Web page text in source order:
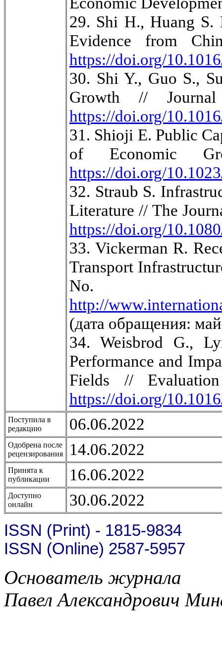
29. Shi H., Huang
Evidence from
https://doi.org/
30. Shi Y., Guo S.,
Growth //
https://doi.org/
31. Shioji E. Public
of Economic
https://doi.org/
32. Straub S.
Literature // The
https://doi.org/
33. Vickerman R.
Transport
No.
http://
(дата обращения:
34. Weisbrod G.,
Performance and
Fields //
https://doi.org/
Поступила в
редакцию
06.06.2022
Одобрена после
рецензирования
14.06.2022
Принята к
публикации
16.06.2022
Доступно
онлайн
30.06.2022
ISSN (Print) - 1815-9834
ISSN (Online) 2587-5957
Основатель журнала
Павел Александрович